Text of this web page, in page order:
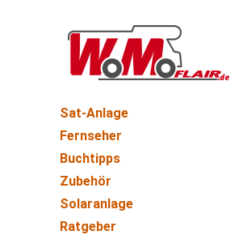
Sat-Anlage
Fernseher
Buchtipps
Zubehör
Solaranlage
Ratgeber